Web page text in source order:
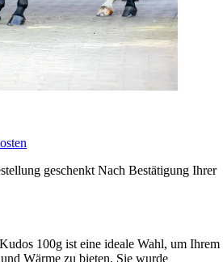
geschenkt Nach Bestätigung Ihrer
100g ist eine ideale Wahl, um Ihrem
Wärme zu bieten. Sie wurde